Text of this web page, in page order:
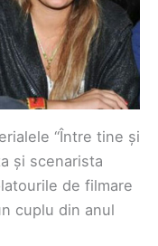
“Între tine și
și scenarista
de filmare
cuplu din anul